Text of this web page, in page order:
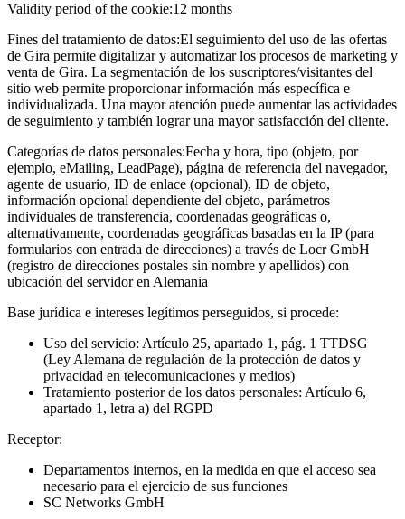
Validity period of the cookie:12 months
Fines del tratamiento de datos:El seguimiento del uso de las ofertas
de Gira permite digitalizar y automatizar los procesos de marketing y
venta de Gira. La segmentación de los suscriptores/visitantes del
sitio web permite proporcionar información más específica e
individualizada. Una mayor atención puede aumentar las actividades
de seguimiento y también lograr una mayor satisfacción del cliente.
Categorías de datos personales:Fecha y hora, tipo (objeto, por
ejemplo, eMailing, LeadPage), página de referencia del navegador,
agente de usuario, ID de enlace (opcional), ID de objeto,
información opcional dependiente del objeto, parámetros
individuales de transferencia, coordenadas geográficas o,
alternativamente, coordenadas geográficas basadas en la IP (para
formularios con entrada de direcciones) a través de Locr GmbH
(registro de direcciones postales sin nombre y apellidos) con
ubicación del servidor en Alemania
Base jurídica e intereses legítimos perseguidos, si procede:
Uso del servicio: Artículo 25, apartado 1, pág. 1 TTDSG
(Ley Alemana de regulación de la protección de datos y
privacidad en telecomunicaciones y medios)
Tratamiento posterior de los datos personales: Artículo 6,
apartado 1, letra a) del RGPD
Receptor:
Departamentos internos, en la medida en que el acceso sea
necesario para el ejercicio de sus funciones
SC Networks GmbH